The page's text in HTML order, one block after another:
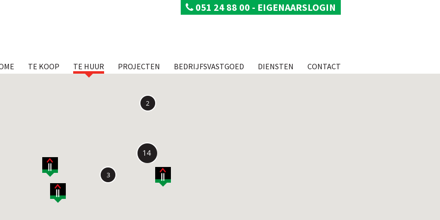
051 24 88 00 - EIGENAARSLOGIN
TE KOOP TE HUUR PROJECTEN BEDRIJFSVASTGOED DIENSTEN CONTACT
3
14
2